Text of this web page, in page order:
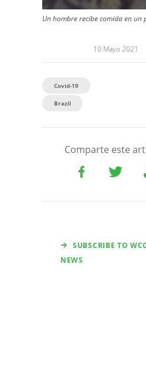
Un hombre recibe comida en
10 Mayo 2021
Covid-19
Brazil
Comparte este
SUBSCRIBE TO WCC
NEWS